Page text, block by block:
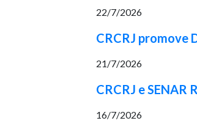
22/7/2026
CRCRJ promove
21/7/2026
CRCRJ e
16/7/2026